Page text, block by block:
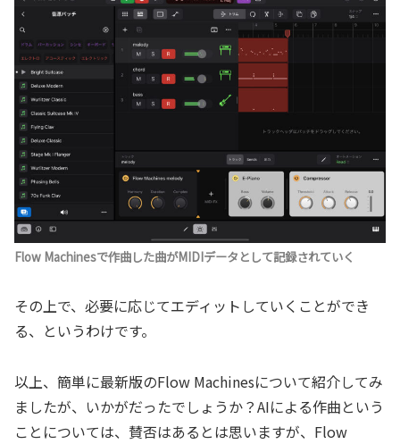
Flow Machinesで作曲した曲がMIDIデータとして記録されていく
その上で、必要に応じてエディットしていくことができ
る、というわけです。
以上、簡単に最新版のFlow Machinesについて紹介してみ
ましたが、いかがだったでしょうか？AIによる作曲という
ことについては、賛否はあるとは思いますが、Flow